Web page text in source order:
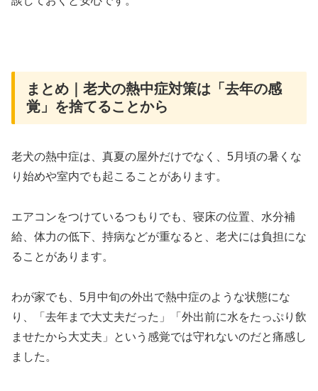
まとめ｜老犬の熱中症対策は「去年の感
覚」を捨てることから
老犬の熱中症は、真夏の屋外だけでなく、5月頃の暑くな
り始めや室内でも起こることがあります。
エアコンをつけているつもりでも、寝床の位置、水分補
給、体力の低下、持病などが重なると、老犬には負担にな
ることがあります。
わが家でも、5月中旬の外出で熱中症のような状態にな
り、「去年まで大丈夫だった」「外出前に水をたっぷり飲
ませたから大丈夫」という感覚では守れないのだと痛感し
ました。